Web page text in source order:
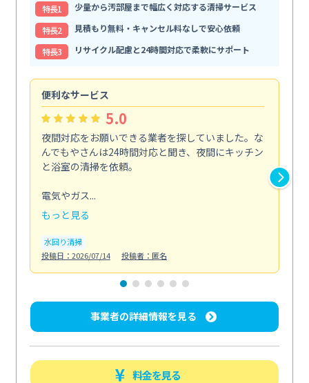
特⻑1
少量から汚部屋まで幅広く対応する清掃サービス
特⻑2
見積もり無料・キャンセル料なしで安心依頼
特⻑3
リサイクル配慮と24時間対応で柔軟にサポート
便利なサービス
5.0
夜間対応をお願いできる業者を探していました。な
んでもやさんは24時間対応と聞き、夜間にキッチン
と浴室の清掃を依頼。
電気やガス...
もっと見る
水回り清掃
投稿日：2026/07/14
投稿者：匿名
事業者の詳細情報を見る
料金を見る